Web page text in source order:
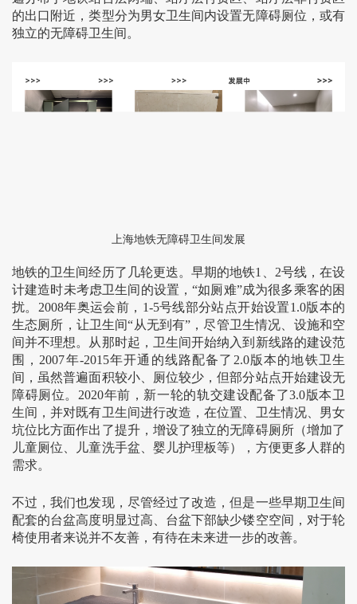
的出口附近，类型分为男女卫生间内设置无障碍厕位，或有
独立的无障碍卫生间。
上海地铁无障碍卫生间发展
地铁的卫生间经历了几轮更迭。早期的地铁1、2号线，在设
计建造时未考虑卫生间的设置，“如厕难”成为很多乘客的困
扰。2008年奥运会前，1-5号线部分站点开始设置1.0版本的
生态厕所，让卫生间“从无到有”，尽管卫生情况、设施和空
间并不理想。从那时起，卫生间开始纳入到新线路的建设范
围，2007年-2015年开通的线路配备了2.0版本的地铁卫生
间，虽然普遍面积较小、厕位较少，但部分站点开始建设无
障碍厕位。2020年前，新一轮的轨交建设配备了3.0版本卫
生间，并对既有卫生间进行改造，在位置、卫生情况、男女
坑位比方面作出了提升，增设了独立的无障碍厕所（增加了
儿童厕位、儿童洗手盆、婴儿护理板等），方便更多人群的
需求。
不过，我们也发现，尽管经过了改造，但是一些早期卫生间
配套的台盆高度明显过高、台盆下部缺少镂空空间，对于轮
椅使用者来说并不友善，有待在未来进一步的改善。